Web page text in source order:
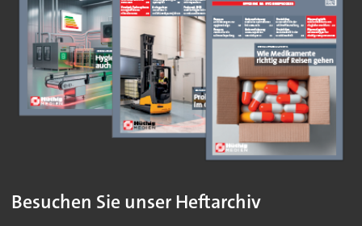
Besuchen Sie unser Heftarchiv